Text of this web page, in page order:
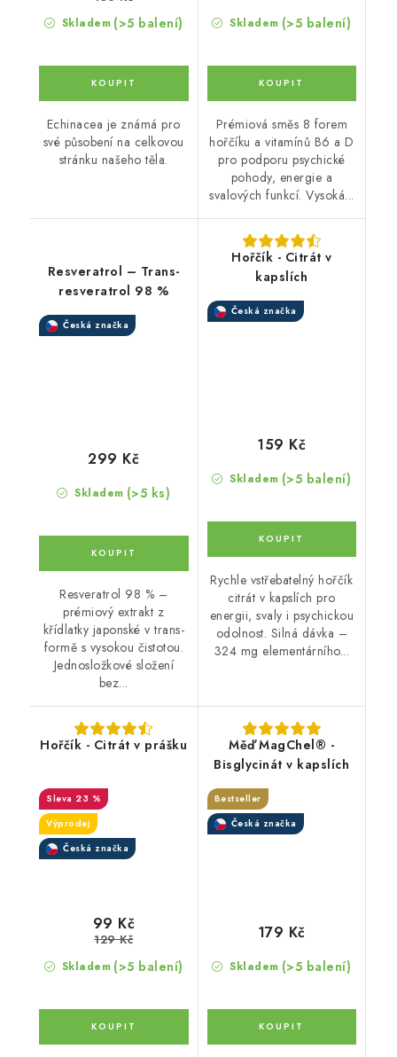
Skladem (>5 balení)
Echinacea je známá pro
své působení na celkovou
stránku našeho těla.
Skladem (>5 balení)
Prémiová směs 8 forem
hořčíku a vitamínů B6 a D
pro podporu psychické
pohody, energie a
svalových funkcí. Vysoká...
Resveratrol – Trans-
resveratrol 98 %
Česká značka
Skladem (>5 ks)
299 Kč
Resveratrol 98 % –
prémiový extrakt z
křídlatky japonské v trans-
formě s vysokou čistotou.
Jednosložkové složení
bez...
Hořčík - Citrát v
kapslích
Česká značka
Skladem (>5 balení)
159 Kč
Rychle vstřebatelný hořčík
citrát v kapslích pro
energii, svaly i psychickou
odolnost. Silná dávka –
324 mg elementárního...
Hořčík - Citrát v prášku
23 %
Výprodej
Česká značka
Skladem (>5 balení)
99 Kč
129 Kč
Měď MagChel® -
Bisglycinát v kapslích
Bestseller
Česká značka
Skladem (>5 balení)
179 Kč